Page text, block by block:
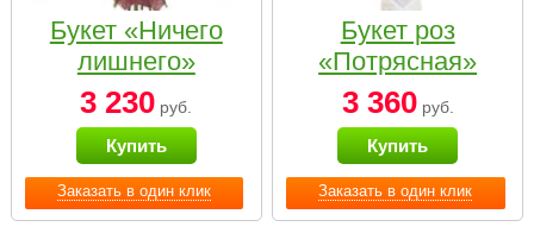
Заказать в один клик
Букет «Ничего
лишнего»
3 230 руб.
Купить
Заказать в один клик
Букет роз
«Потрясная»
3 360руб.
Купить